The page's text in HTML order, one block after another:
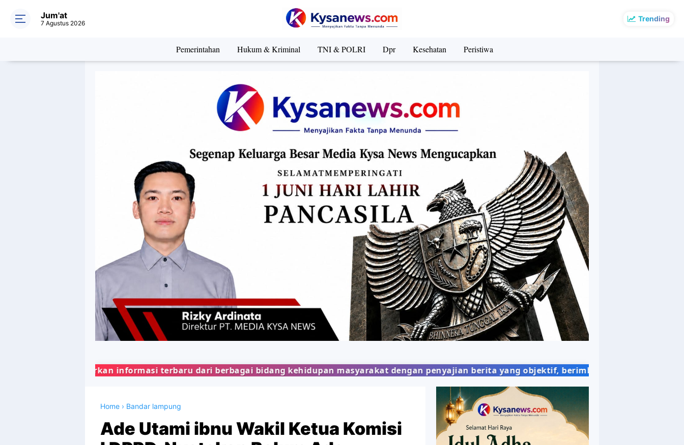
Trending
Jum'at
7 Agustus 2026
Pemerintahan Hukum & Kriminal TNI & POLRI Dpr Kesehatan Peristiwa
informasi terbaru dari berbagai bidang kehidupan masyarakat dengan penyajian berita yang objektif, berimbang, dan mudah dipahami, demi
Home › Bandar lampung
Ade Utami ibnu Wakil Ketua Komisi